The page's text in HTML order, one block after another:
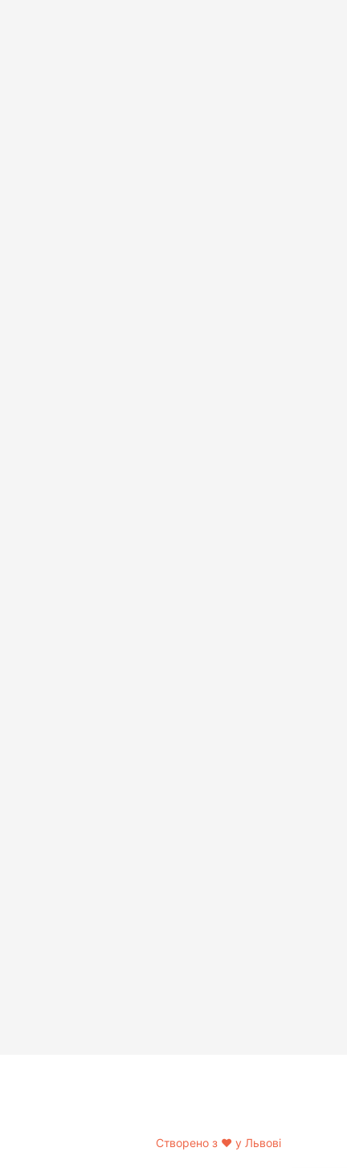
Створено з ❤ у Львові